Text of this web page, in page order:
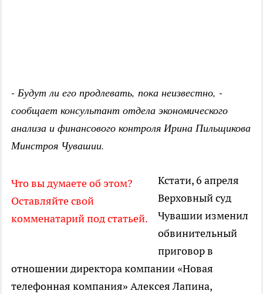
- Будут ли его продлевать, пока неизвестно, -
сообщает консультант отдела экономического
анализа и финансового контроля Ирина Пильщикова
Минстроя Чувашии.
Что вы думаете об этом?
Оставляйте свой
комменатарий под статьей.
Кстати, 6 апреля
Верховный суд
Чувашии изменил
обвинительный
приговор в
отношении директора компании «Новая
телефонная компания» Алексея Лапина,